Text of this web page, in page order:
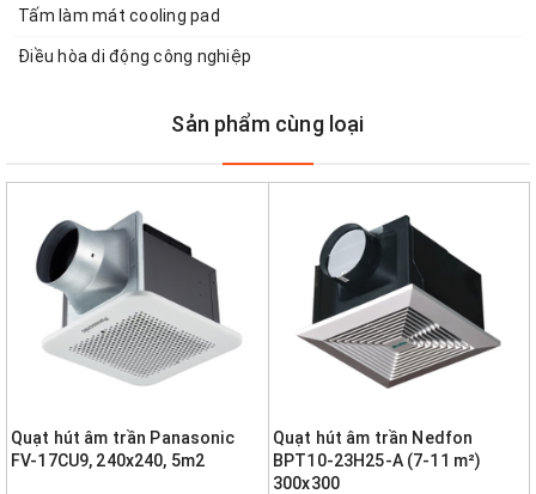
Tấm làm mát cooling pad
Điều hòa di động công nghiệp
Sản phẩm cùng loại
Quạt hút âm trần Panasonic
FV-17CU9, 240x240, 5m2
Quạt hút âm trần Nedfon
BPT10-23H25-A (7-11 m²)
300x300